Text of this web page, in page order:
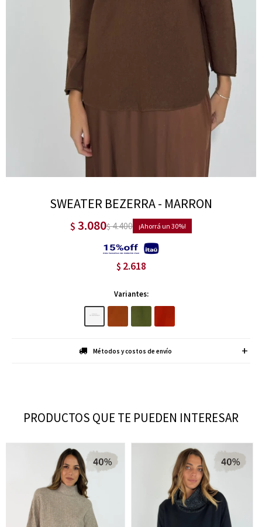
SWEATER BEZERRA - MARRON
$ 3.080$4.400 30
$ 2.618
Variantes:
Métodos y costos de envío
PRODUCTOS QUE TE PUEDEN INTERESAR